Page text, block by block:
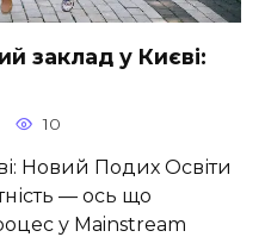
заклад у Києві:
10
Новий Подих Освіти
— ось що
у Mainstream